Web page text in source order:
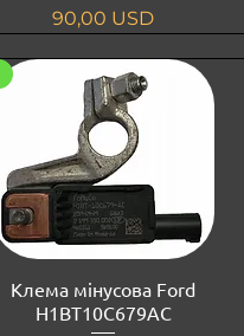
Ціна
90,00 USD
Клема мінусова Ford
H1BT10C679AC